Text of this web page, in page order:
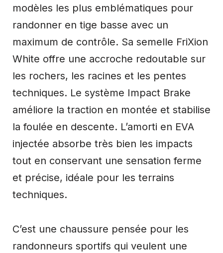
modèles les plus emblématiques pour
randonner en tige basse avec un
maximum de contrôle. Sa semelle FriXion
White offre une accroche redoutable sur
les rochers, les racines et les pentes
techniques. Le système Impact Brake
améliore la traction en montée et stabilise
la foulée en descente. L’amorti en EVA
injectée absorbe très bien les impacts
tout en conservant une sensation ferme
et précise, idéale pour les terrains
techniques.
C’est une chaussure pensée pour les
randonneurs sportifs qui veulent une